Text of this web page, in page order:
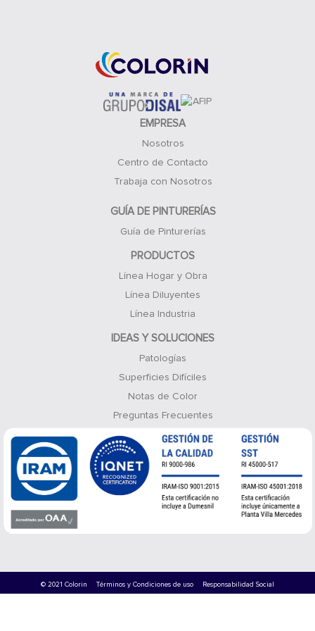
EMPRESA
Nosotros
Centro de Contacto
Trabaja con Nosotros
GUÍA DE PINTURERÍAS
Guía de Pinturerías
PRODUCTOS
Línea Hogar y Obra
Línea Diluyentes
Línea Industria
IDEAS Y SOLUCIONES
Patologías
Superficies Difíciles
Notas de Color
Preguntas Frecuentes
© 2021 Colorin Términos y Condiciones de uso Responsabilidad Social